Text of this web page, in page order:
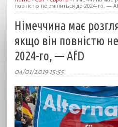
повністю не зміниться до 2024-го, —
Німеччина має
якщо він повністю
2024-го, — AfD
04/01/2019 15:55